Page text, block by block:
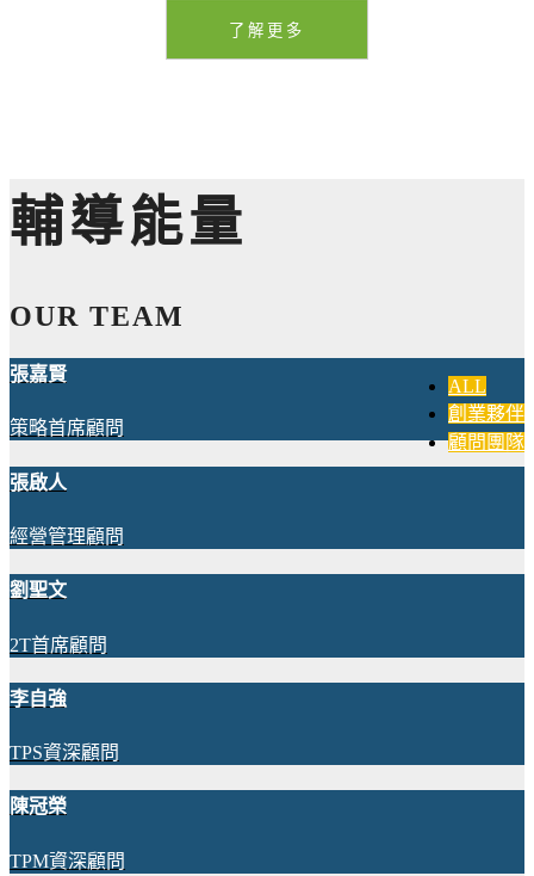
了解更多
輔導能量
OUR TEAM
ALL
創業夥伴
顧問團隊
張嘉賢
策略首席顧問
張啟人
經營管理顧問
劉聖文
2T首席顧問
李自強
TPS資深顧問
陳冠榮
TPM資深顧問